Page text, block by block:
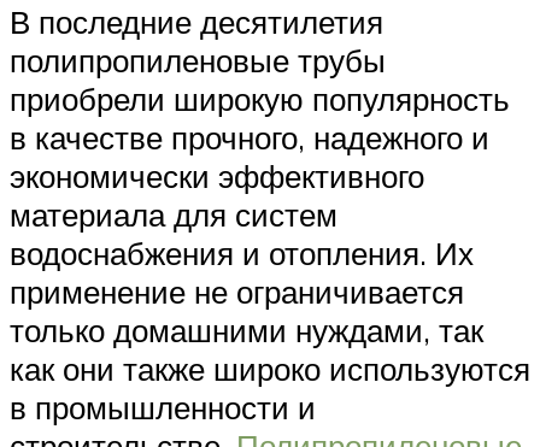
В последние десятилетия
полипропиленовые трубы
приобрели широкую популярность
в качестве прочного, надежного и
экономически эффективного
материала для систем
водоснабжения и отопления. Их
применение не ограничивается
только домашними нуждами, так
как они также широко используются
в промышленности и